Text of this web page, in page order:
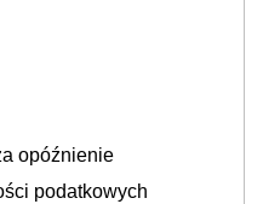
opóźnienie
podatkowych